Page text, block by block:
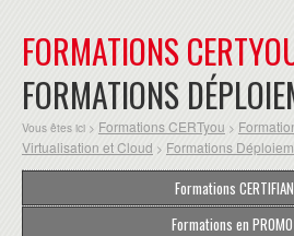
FORMATIONS
FORMATIONS
Vous êtes ici > Formations CERTyou >
Virtualisation et Cloud > Formations
Formations
Formations en